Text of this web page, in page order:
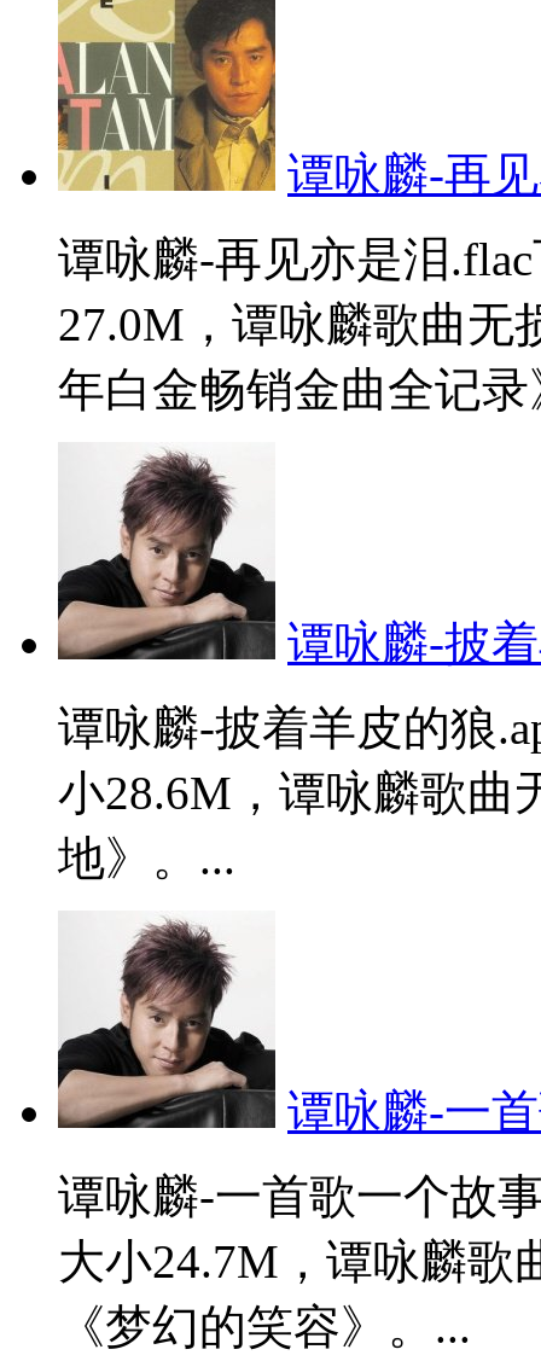
谭咏麟-再
谭咏麟-再见亦是泪
27.0M，谭咏麟歌曲无
年白金畅销金曲全记录
谭咏麟-披
谭咏麟-披着羊皮的狼
小28.6M，谭咏麟歌曲
地》。...
谭咏麟-一
谭咏麟-一首歌一个故
大小24.7M，谭咏麟歌
《梦幻的笑容》。...